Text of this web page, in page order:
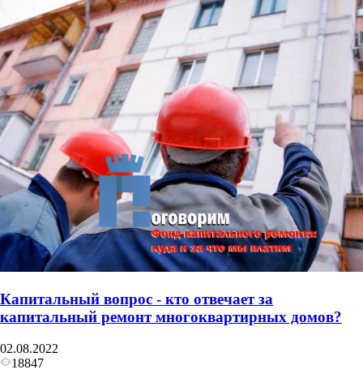
Капитальный вопрос - кто отвечает за
капитальный ремонт многоквартирных домов?
02.08.2022
18847